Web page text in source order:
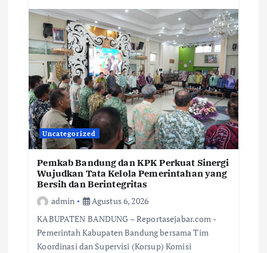
Uncategorized
Pemkab Bandung dan KPK Perkuat Sinergi
Wujudkan Tata Kelola Pemerintahan yang
Bersih dan Berintegritas
admin
Agustus 6, 2026
KABUPATEN BANDUNG – Reportasejabar.com -
Pemerintah Kabupaten Bandung bersama Tim
Koordinasi dan Supervisi (Korsup) Komisi